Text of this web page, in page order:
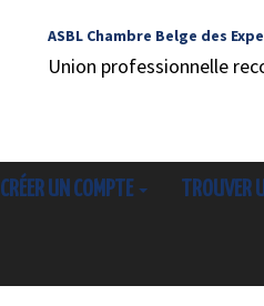
ASBL Chambre Belge des
Union professionnelle
CRÉER UN COMPTE TROUVER